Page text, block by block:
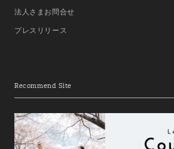
法人さまお問合せ
プレスリリース
Recommend Site